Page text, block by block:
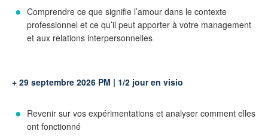
Comprendre ce que signifie l’amour dans le contexte
professionnel et ce qu’il peut apporter à votre management
et aux relations interpersonnelles
+ 29 septembre 2026 PM | 1/2 jour en visio
Revenir sur vos expérimentations et analyser comment elles
ont fonctionné